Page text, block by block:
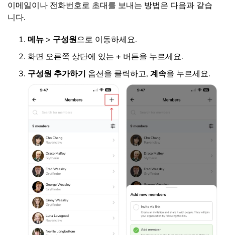
이메일이나 전화번호로 초대를 보내는 방법은 다음과 같습
니다.
메뉴 > 구성원으로 이동하세요.
화면 오른쪽 상단에 있는 + 버튼을 누르세요.
구성원 추가하기 옵션을 클릭하고, 계속을 누르세요.